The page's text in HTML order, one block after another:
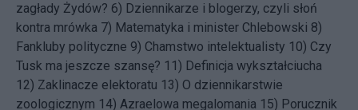
zagłady Żydów? 6) Dziennikarze i blogerzy, czyli słoń
kontra mrówka 7) Matematyka i minister Chlebowski 8)
Fankluby polityczne 9) Chamstwo intelektualisty 10) Czy
Tusk ma jeszcze szansę? 11) Definicja wykształciucha
12) Zaklinacze elektoratu 13) O dziennikarstwie
zoologicznym 14) Azraelowa megalomania 15) Porucznik